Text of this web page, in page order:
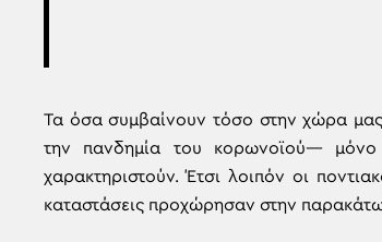
Τα όσα συμβαίνουν τόσο στην χώρα
την πανδημία του κορωνοϊού—
χαρακτηριστούν. Έτσι λοιπόν οι
καταστάσεις προχώρησαν στην